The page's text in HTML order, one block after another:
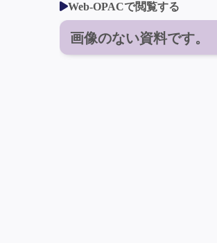
Web-OPACで閲覧する
画像のない資料です。